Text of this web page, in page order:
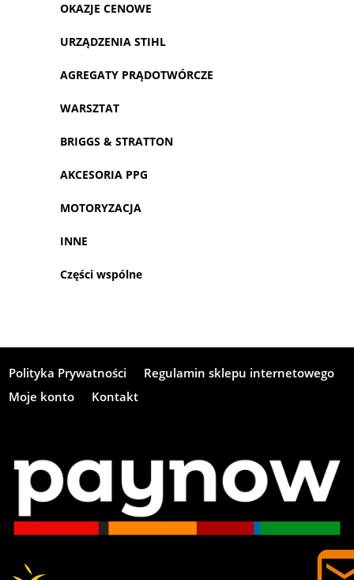
OKAZJE CENOWE
URZĄDZENIA STIHL
AGREGATY PRĄDOTWÓRCZE
WARSZTAT
BRIGGS & STRATTON
AKCESORIA PPG
MOTORYZACJA
INNE
Części wspólne
Polityka Prywatności
Regulamin sklepu internetowego
Moje konto
Kontakt